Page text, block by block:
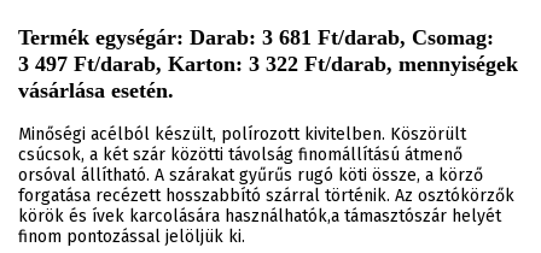
Termék egységár: Darab: 3 681 Ft/darab, Csomag:
3 497 Ft/darab, Karton: 3 322 Ft/darab, mennyiségek
vásárlása esetén.
Minőségi acélból készült, polírozott kivitelben. Köszörült
csúcsok, a két szár közötti távolság finomállítású átmenő
orsóval állítható. A szárakat gyűrűs rugó köti össze, a körző
forgatása recézett hosszabbító szárral történik. Az osztókörzők
körök és ívek karcolására használhatók,a támasztószár helyét
finom pontozással jelöljük ki.